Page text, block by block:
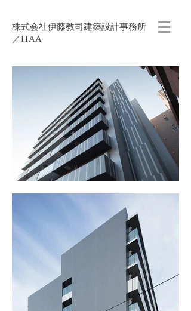
株式会社伊藤教司建築設計事務所
／ITAA